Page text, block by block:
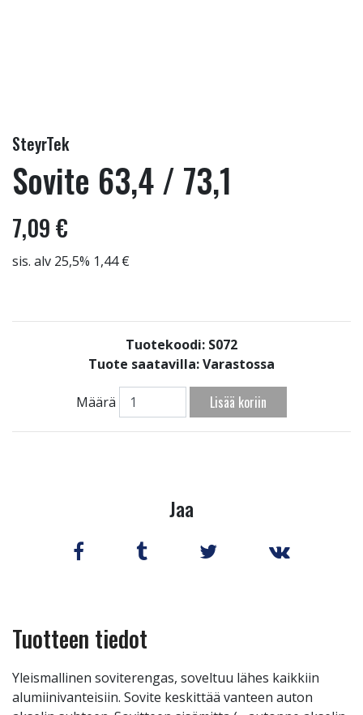
SteyrTek
Sovite 63,4 / 73,1
7,09 €
sis. alv 25,5% 1,44 €
Tuotekoodi: S072
Tuote saatavilla:Varastossa
Määrä Lisää koriin
Jaa
Tuotteen tiedot
Yleismallinen soviterengas, soveltuu lähes kaikkiin
alumiinivanteisiin. Sovite keskittää vanteen auton